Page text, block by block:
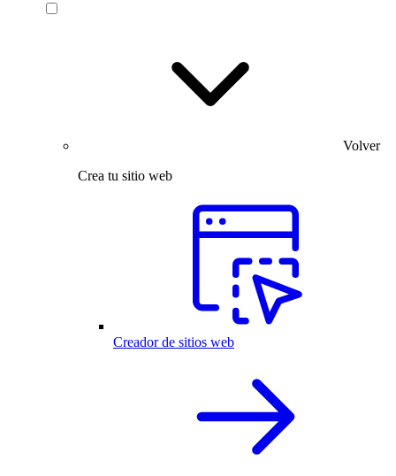
Volver
Crea tu sitio web
Creador de sitios web